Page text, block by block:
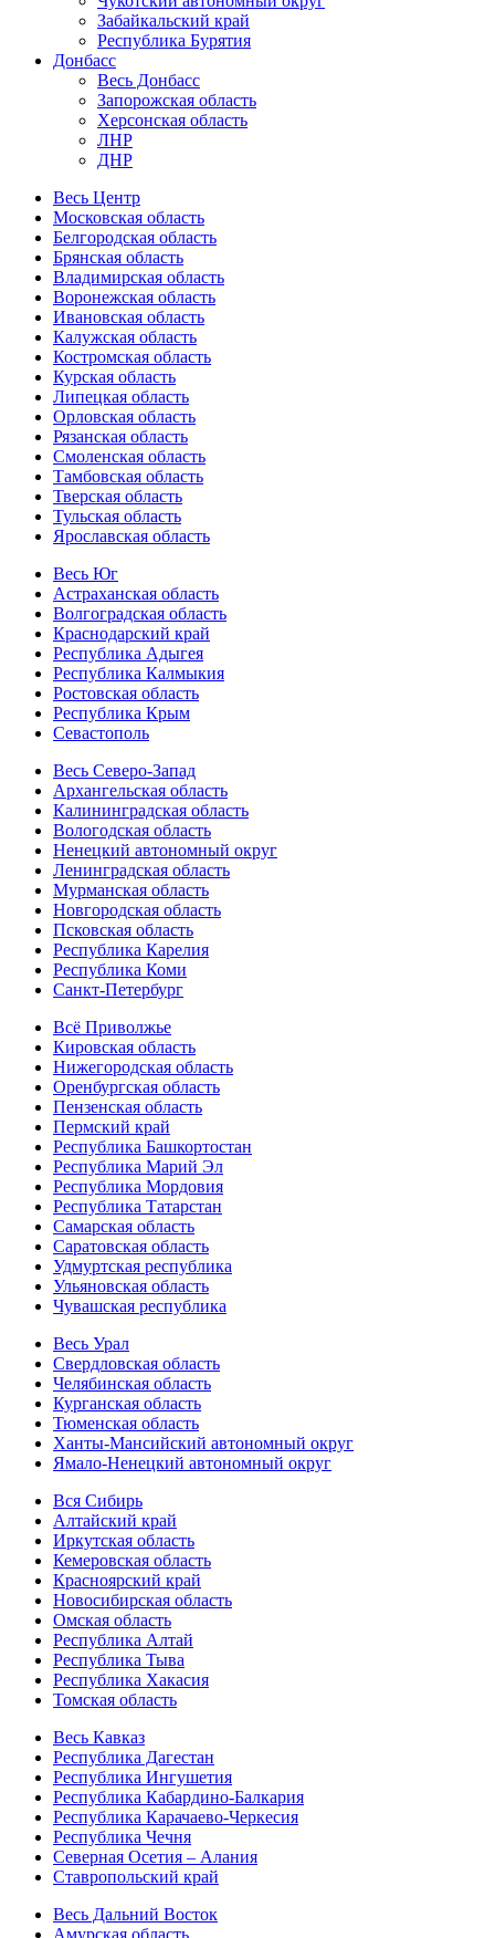
Забайкальский край
Республика Бурятия
Донбасс
Весь Донбасс
Запорожская область
Херсонская область
ЛНР
ДНР
Весь Центр
Московская область
Белгородская область
Брянская область
Владимирская область
Воронежская область
Ивановская область
Калужская область
Костромская область
Курская область
Липецкая область
Орловская область
Рязанская область
Смоленская область
Тамбовская область
Тверская область
Тульская область
Ярославская область
Весь Юг
Астраханская область
Волгоградская область
Краснодарский край
Республика Адыгея
Республика Калмыкия
Ростовская область
Республика Крым
Севастополь
Весь Северо-Запад
Архангельская область
Калининградская область
Вологодская область
Ненецкий автономный округ
Ленинградская область
Мурманская область
Новгородская область
Псковская область
Республика Карелия
Республика Коми
Санкт-Петербург
Всё Приволжье
Кировская область
Нижегородская область
Оренбургская область
Пензенская область
Пермский край
Республика Башкортостан
Республика Марий Эл
Республика Мордовия
Республика Татарстан
Самарская область
Саратовская область
Удмуртская республика
Ульяновская область
Чувашская республика
Весь Урал
Свердловская область
Челябинская область
Курганская область
Тюменская область
Ханты-Мансийский автономный округ
Ямало-Ненецкий автономный округ
Вся Сибирь
Алтайский край
Иркутская область
Кемеровская область
Красноярский край
Новосибирская область
Омская область
Республика Алтай
Республика Тыва
Республика Хакасия
Томская область
Весь Кавказ
Республика Дагестан
Республика Ингушетия
Республика Кабардино-Балкария
Республика Карачаево-Черкесия
Республика Чечня
Северная Осетия – Алания
Ставропольский край
Весь Дальний Восток
Амурская область